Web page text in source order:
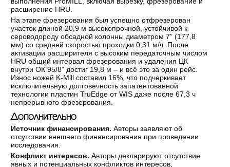
расширение HRU.
На этапе фрезерования был успешно отфрезерован
участок длиной 20,9 м высокопрочной, устойчивой к
сероводороду обсадной колонны диаметром 7” (177,8
мм) со средней скоростью проходки 0,31 м/ч. После
активации расширителя с высоким передаточным числом
HRU общий интервал фрезерования и удаления ЦК
внутри ОК 95/8” достиг 19,8 м – и всё это за один рейс.
Износ ножей K-Mill составил 16%, что подчеркивает
исключительную долговечность запатентованной
технологии пластин TruEdge от WIS даже после 67,3 ч
непрерывного фрезерования.
Дополнительно
Источник финансирования. Авторы заявляют об
отсутствии внешнего финансирования при проведении
исследования.
Конфликт интересов. Авторы декларируют отсутствие
явных и потенциальных конфликтов интересов,